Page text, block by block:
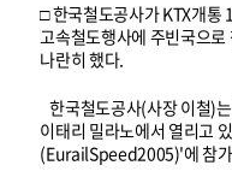
□ 한국철도공사가 KTX개통
고속철도행사에 주빈국으
나란히 했다.
한국철도공사(사장 이철)
이태리 밀라노에서 열리고
(EurailSpeed2005)'에 참